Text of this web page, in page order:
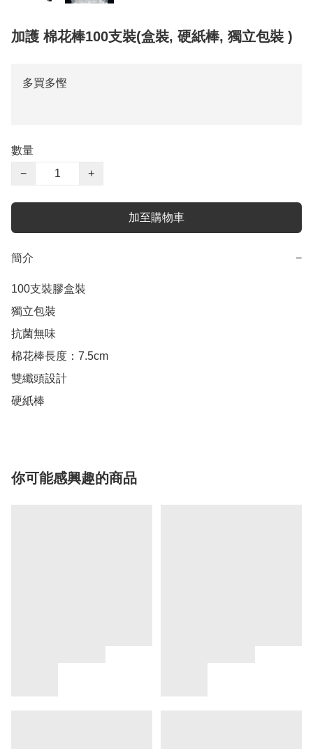
加護 棉花棒100支裝(盒裝, 硬紙棒, 獨立包裝 )
多買多慳
數量
−
+
加至購物車
簡介 −
100支裝膠盒裝
獨立包裝
抗菌無味
棉花棒長度：7.5cm
雙纖頭設計
你可能感興趣的商品